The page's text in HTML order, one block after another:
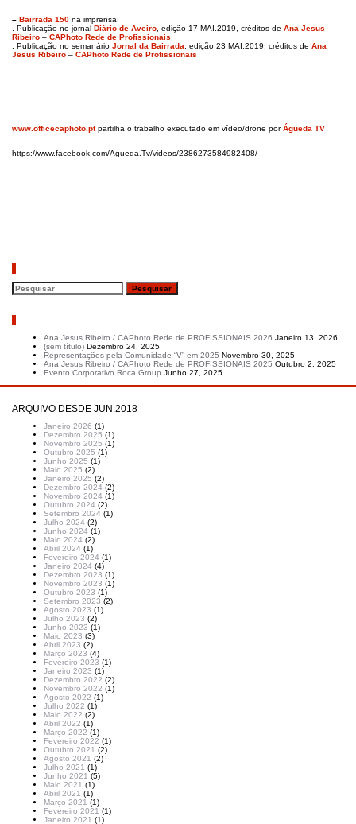
– Bairrada 150 na imprensa:
. Publicação no jornal Diário de Aveiro , edição 17 MAI.2019, créditos de Ana Jesus
Ribeiro – CAPhoto Rede de Profissionais
. Publicação no semanário Jornal da Bairrada , edição 23 MAI.2019, créditos de Ana
Jesus Ribeiro – CAPhoto Rede de Profissionais
www.officecaphoto.pt partilha o trabalho executado em vídeo/drone porÁgueda TV
https://www.facebook.com/Agueda.Tv/videos/2386273584982408/
Ana Jesus Ribeiro / CAPhoto Rede de PROFISSIONAIS 2026 Janeiro 13, 2026
(sem título) Dezembro 24, 2025
Representações pela Comunidade “V” em 2025 Novembro 30, 2025
Ana Jesus Ribeiro / CAPhoto Rede de PROFISSIONAIS 2025 Outubro 2, 2025
Evento Corporativo Roca Group Junho 27, 2025
ARQUIVO DESDE JUN.2018
Janeiro 2026 (1)
Dezembro 2025 (1)
Novembro 2025 (1)
Outubro 2025 (1)
Junho 2025 (1)
Maio 2025 (2)
Janeiro 2025 (2)
Dezembro 2024 (2)
Novembro 2024 (1)
Outubro 2024 (2)
Setembro 2024 (1)
Julho 2024 (2)
Junho 2024 (1)
Maio 2024 (2)
Abril 2024 (1)
Fevereiro 2024 (1)
Janeiro 2024 (4)
Dezembro 2023 (1)
Novembro 2023 (1)
Outubro 2023 (1)
Setembro 2023 (2)
Agosto 2023 (1)
Julho 2023 (2)
Junho 2023 (1)
Maio 2023 (3)
Abril 2023 (2)
Março 2023 (4)
Fevereiro 2023 (1)
Janeiro 2023 (1)
Dezembro 2022 (2)
Novembro 2022 (1)
Agosto 2022 (1)
Julho 2022 (1)
Maio 2022 (2)
Abril 2022 (1)
Março 2022 (1)
Fevereiro 2022 (1)
Outubro 2021 (2)
Agosto 2021 (2)
Julho 2021 (1)
Junho 2021 (5)
Maio 2021 (1)
Abril 2021 (1)
Março 2021 (1)
Fevereiro 2021 (1)
Janeiro 2021 (1)